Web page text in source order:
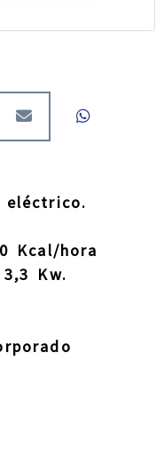
eléctrico.
Kcal/hora
Kw.